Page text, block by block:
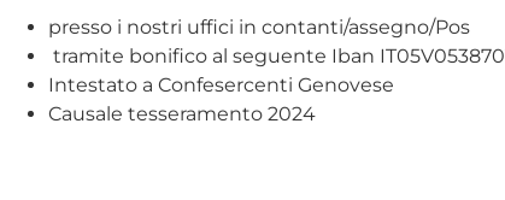
presso i nostri uffici in contanti/assegno/Pos
tramite bonifico al seguente Iban
Intestato a Confesercenti Genovese
Causale tesseramento 2024